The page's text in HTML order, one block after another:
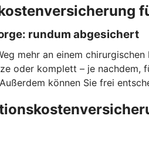
rundum abgesichert
mehr an einem
oder komplett – je
können Sie frei